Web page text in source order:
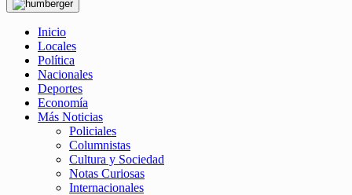
Inicio
Locales
Política
Nacionales
Deportes
Economía
Más Noticias
Policiales
Columnistas
Cultura y Sociedad
Notas Curiosas
Internacionales